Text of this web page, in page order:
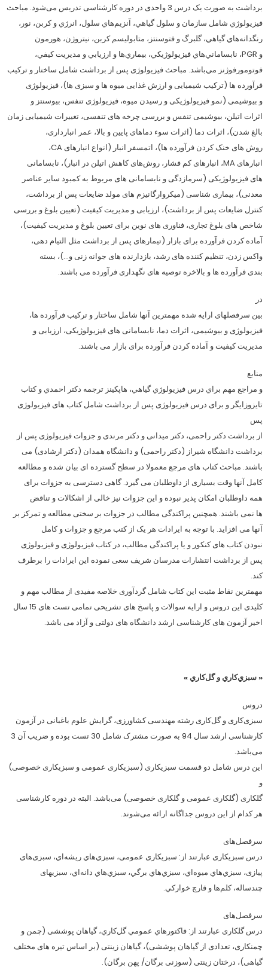
برداشت به صورت یک درس 3 واحدی در دوره کارشناسی تدریس می‌شود. مباحث
فيزيولوژي شامل سازمان و سلول گياهي، آنزيم‌هاي سلول، انرژي و كربن، نور،
رنگدانه‌هاي گياهي،‌ گلبرگ و فتوسنتز،‌ متابوليسم كربن،‌ نيتروژن،‌ هورمون
و PGR، نابساماني‌هاي فيزيولوژيكي، بيماري‌ها و ارزيابي و مديريت كيفي،‌
فوتومورفوژنز مي‌باشد. مباحث فیزیولوژی پس از برداشت شامل ساختار و ترکیب
فرآورده­ ها (ترکیب شیمیایی و ارزش غذایی میوه­ ها و سبزی­ ها)، فیزیولوژی
و بیوشیمی (نمو فیزیولوژیکی و رسیدن میوه، فیزیولوژی تنفس، بیوسنتز و
اثرات اتیلن، بیوشیمی تنفس و بررسی چرخه­ های تنفسی، تغییرات شیمیایی زمان
بالغ شدن)، اثرات دما (اثرات سوء دماهای پایین و بالا، عمر انبارداری،
روش­ های خنک کردن فرآورده ­ها)، اتمسفر انبار (انواع انبارهای CA،
انبارهای MA، انبارهای کم فشار، روش‌های کاهش اتیلن در انبار)، نابسامانی­
های فیزیولوژیکی (سرمازدگی و نابسامانی­ های مربوط به کمبود سایر عناصر
معدنی)، بیماری­ شناسی (میکروارگانیزم­ های مولد ضایعات پس از برداشت،
کنترل ضایعات پس از برداشت)، ارزیابی و مدیریت کیفیت (تعیین بلوغ و بررسی
شاخص­ های بلوغ تجاری، فناوری­ های نوین برای تعیین بلوغ و مدیریت کیفیت)،
آماده کردن فرآورده برای بازار (تیمارهای پس از برداشت مثل التیام دهی،
واکس زدن، تنظیم کننده­ های رشد، بازدارنده­ های جوانه زنی و…)، بسته
بندی فرآورده­ ها و بالاخره توصیه­ های نگهداری فرآورده می­ باشند.
در
بین سرفصل­های ارايه شده مهمترین آنها شامل ساختار و ترکیب فرآورده­ ها،
فیزیولوژی و بیوشیمی، اثرات دما، نابسامانی­ های فیزیولوژیکی، ارزیابی و
مدیریت کیفیت و آماده کردن فرآورده برای بازار می­ باشند.
منابع
و مراجع مهم براي درس فيزيولوژي گياهي، هاپكينز ترجمه دكتر احمدي و كتاب
تايزوزايگر و برای درس فیزیولوژی پس از برداشت شامل کتاب های فیزیولوژی
پس
از برداشت دکتر راحمی، دکتر میدانی و دکتر مرندی و جزوات فیزیولوژی پس از
برداشت دانشگاه شیراز (دکتر راحمی) و دانشگاه همدان (دکتر ارشادی) می­
باشند. مباحث کتاب های مرجع معمولا در سطح گسترده ­ای بیان شده و مطالعه
کامل آنها وقت بسیاری از داوطلبان می­ گیرد. گاهی دسترسی به جزوات برای
همه داوطلبان امکان پذیر نبوده و این جزوات نیز خالی از اشکالات و تناقض­
ها نمی­ باشند. همچنین پراکندگی مطالب در جزوات بر سختی مطالعه و تمرکز بر
آنها می­ افزاید. با توجه به ایرادات هر یک از کتب مرجع و جزوات و کامل
نبودن کتاب­ های کنکور و یا پراکندگی مطالب، در کتاب فیزیولوژی و فیزیولوژی
پس از برداشت انتشارات مدرسان شریف سعی نموده این ایرادات را برطرف
كند.
مهمترین نقاط مثبت این کتاب شامل گردآوری خلاصه مفیدی از مطالب مهم و
کلیدی این دروس و ارایه سوالات و پاسخ ­های تشریحی تمامی تست­ های 15 سال
اخیر آزمون های کارشناسی ارشد دانشگاه ­های دولتی و آزاد می­ باشد.
« سبزي‌كاري و گل‌كاري »
دروس
سبزی‌کاری و گل‌کاری رشته مهندسی کشاورزی، گرایش علوم باغبانی در آزمون
کارشناسی ارشد سال 94 به صورت مشترک شامل 30 تست بوده و ضریب آن 3
می‌باشد.
این درس شامل دو قسمت سبزیکاری (سبزیکاری عمومی و سبزیکاری خصوصی)
و
گلکاری (گلکاری عمومی و گلکاری خصوصی) می‌باشد. البته در دوره کارشناسی
هر کدام از این دروس جداگانه ارائه می‌شوند.
سرفصل‌های
درس سبزیکاری عبارتند از: سبزیکاری عمومی، سبزي‌هاي ريشه‌اي، سبزی‌های
پیازی، سبزي‌هاي ميوه‌اي، سبزي‌هاي برگي، سبزي‌هاي دانه‌اي، سبزیهای
چندساله، كلم‌ها و قارچ خواركي.
سرفصل‌های
درس گلکاری عبارتند از: فاكتورهاي عمومي گل‌كاري، گیاهان پوششی (چمن و
چمنکاری، تعدادی از گیاهان پوششی)، گیاهان زینتی (بر اساس تیره های مختلف
گیاهی)، درختان زینتی (سوزنی برگان/ پهن برگان).